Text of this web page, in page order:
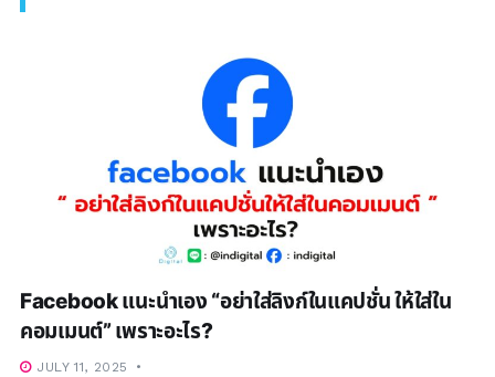
Facebook แนะนำเอง “อย่าใส่ลิงก์ในแคปชั่น ให้ใส่ใน
คอมเมนต์” เพราะอะไร?
JULY 11, 2025